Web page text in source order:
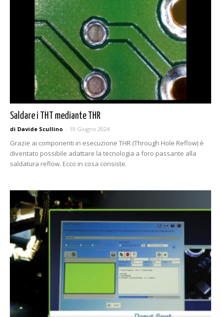
Saldare i THT mediante THR
di Davide Scullino - 19 Giugno 2024
Grazie ai componenti in esecuzione THR (Through Hole Reflow) è
diventato possibile adattare la tecnologia a foro passante alla
saldatura reflow. Ecco in cosa consiste.